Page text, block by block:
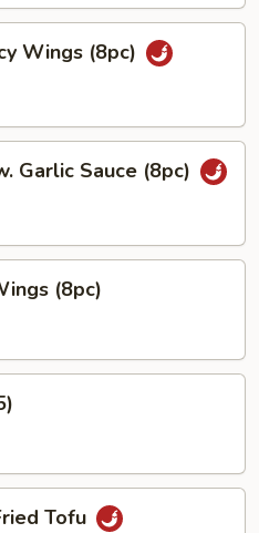
Wings (8pc)
Garlic Sauce (8pc)
(8pc)
Tofu